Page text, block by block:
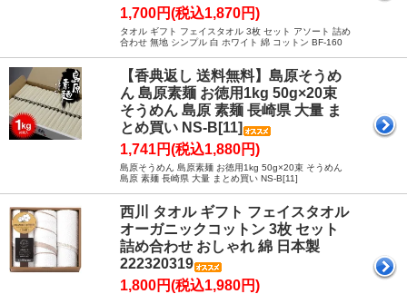
1,700円(税込1,870円)
タオル ギフト フェイスタオル 3枚 セット アソート 詰め
合わせ 無地 シンプル 白 ホワイト 綿 コットン BF-160
【香典返し 送料無料】島原そうめ
ん 島原素麺 お徳用1kg 50g×20束
そうめん 島原 素麺 長崎県 大量 ま
とめ買い NS-B[11]
1,741円(税込1,880円)
島原そうめん 島原素麺 お徳用1kg 50g×20束 そうめん
島原 素麺 長崎県 大量 まとめ買い NS-B[11]
西川 タオル ギフト フェイスタオル
オーガニックコットン 3枚 セット
詰め合わせ おしゃれ 綿 日本製
222320319
1,800円(税込1,980円)